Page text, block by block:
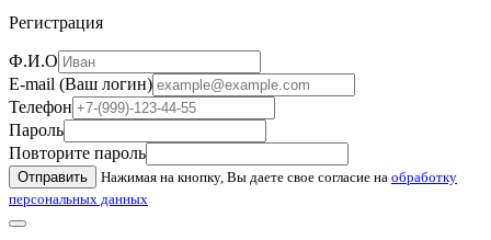
Регистрация
Ф.И.О
E-mail (Ваш логин)
Телефон
Пароль
Повторите пароль
Отправить Нажимая на кнопку, Вы даете свое согласие на обработку
персональных данных